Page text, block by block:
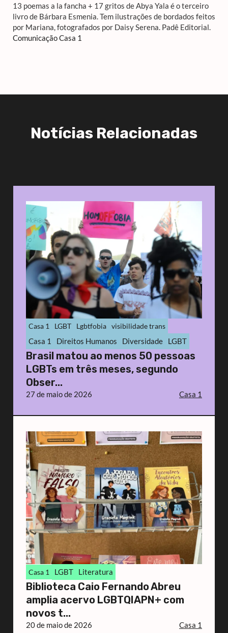
13 poemas a la fancha + 17 gritos de Abya Yala é o terceiro
livro de Bárbara Esmenia. Tem ilustrações de bordados feitos
por Mariana, fotografados por Daisy Serena. Padê Editorial.
Comunicação Casa 1
Notícias Relacionadas
Casa 1 LGBT Lgbtfobia visibilidade trans
Casa 1 Direitos Humanos Diversidade LGBT
Brasil matou ao menos 50 pessoas
LGBTs em três meses, segundo
Obser...
27 de maio de 2026 Casa 1
Casa 1 LGBT Literatura
Biblioteca Caio Fernando Abreu
amplia acervo LGBTQIAPN+ com
novos t...
20 de maio de 2026 Casa 1